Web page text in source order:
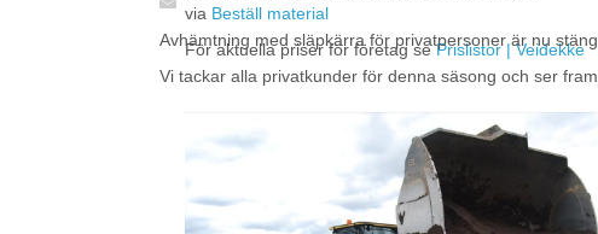
via Beställ material
För aktuella priser för företag sePrislistor | Veidekke
Avhämtning med släpkärra för privatpersoner är nu
Vi tackar alla privatkunder för denna säsong och ser